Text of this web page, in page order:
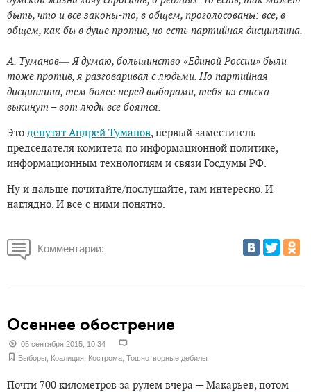
быть, что и все законы-то, в общем, проголосованы: все, в
общем, как бы в душе против, но есть партийная дисциплина.
А. Туманов― Я думаю, большинство «Единой России» были
тоже против, я разговаривал с людьми. Но партийная
дисциплина, тем более перед выборами, тебя из списка
выкинут – вот люди все боятся.
Это депутат Андрей Туманов, первый заместитель
председателя комитета по информационной политике,
информационным технологиям и связи Госдумы РФ.
Ну и дальше почитайте/послушайте, там интересно. И
наглядно. И все с ними понятно.
Комментарии:
Осеннее обострение
05 сентября 2015, 10:34
Выборы
Коалиция Кострома Тошнотворные дебилы
Почти 700 километров за рулем вчера — Макарьев, потом